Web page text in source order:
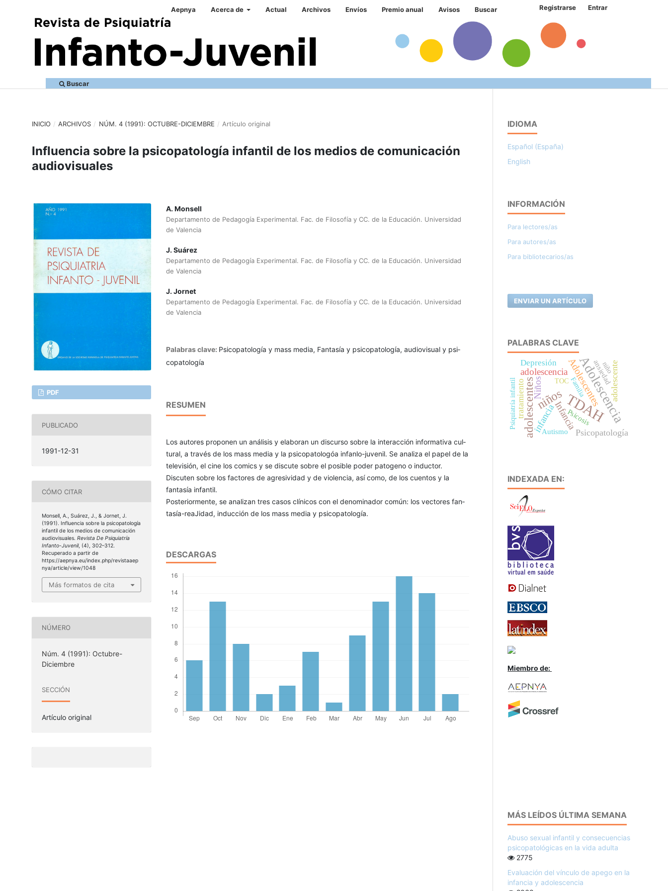
Aepnya Acerca de Actual Archivos Envíos Premio anual Avisos Buscar Registrarse Entrar
Buscar
INICIO / ARCHIVOS / NÚM. 4 (1991): OCTUBRE-DICIEMBRE / Artículo original
Influencia sobre la psicopatología infantil de los medios de comunicación
audiovisuales
PDF
PUBLICADO
1991-12-31
CÓMO CITAR
Monsell, A., Suárez, J., & Jornet, J.
(1991). Influencia sobre la psicopatología
infantil de los medios de comunicación
audiovisuales. Revista De Psiquiatría
Infanto-Juvenil, (4), 302–312.
Recuperado a partir de
https://aepnya.eu/index.php/revistaaep
nya/article/view/1048
Más formatos de cita
NÚMERO
Núm. 4 (1991): Octubre-
Diciembre
SECCIÓN
Artículo original
A. Monsell
Departamento de Pedagogía Experimental. Fac. de Filosofía y CC. de la Educación. Universidad
de Valencia
J. Suárez
Departamento de Pedagogía Experimental. Fac. de Filosofía y CC. de la Educación. Universidad
de Valencia
J. Jornet
Departamento de Pedagogía Experimental. Fac. de Filosofía y CC. de la Educación. Universidad
de Valencia
Palabras clave: Psicopatología y mass me­dia, Fantasía y psicopatología, audiovisual y psi­
copatología
RESUMEN
Los autores proponen un análisis y elaboran un discurso sobre la interacción informativa cul­
tural, a través de los mass media y la psicopato­logóa infanlo-juvenil. Se analiza el papel de la
televisión, el cine los comics y se discute sobre el posible poder patogeno o inductor.
Discuten sobre los factores de agresividad y de violencia, así como, de los cuentos y la
fantasía infantil.
Posteriormente, se analizan tres casos clínicos con el denominador común: los vectores fan­
tasía-reaJidad, inducción de los mass media y psicopatología.
DESCARGAS
IDIOMA
Español (España)
English
INFORMACIÓN
Para lectores/as
Para autores/as
Para bibliotecarios/as
ENVIAR UN ARTÍCULO
PALABRAS CLAVE
TDAH
Adolescencia
niños
adolescentes Adolescentes
Infancia
adolescencia
Niños
infancia Psicopatología
adolescente
tratamiento
Depresión
Autismo
Psicosis
ansiedad
TOC Familia
Psiquiatría infantil
niño
INDEXADA EN:
Miembro de:
MÁS LEÍDOS ÚLTIMA SEMANA
Abuso sexual infantil y consecuencias
psicopatológicas en la vida adulta
2775
Evaluación del vínculo de apego en la
infancia y adolescencia